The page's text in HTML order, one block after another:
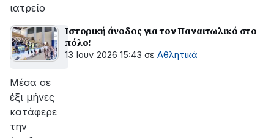
ιατρείο
Ιστορική άνοδος για τον Παναιτωλικό στο
πόλο!
13 Ιουν 2026 15:43 σε Αθλητικά
Μέσα σε
έξι μήνες
κατάφερε
την